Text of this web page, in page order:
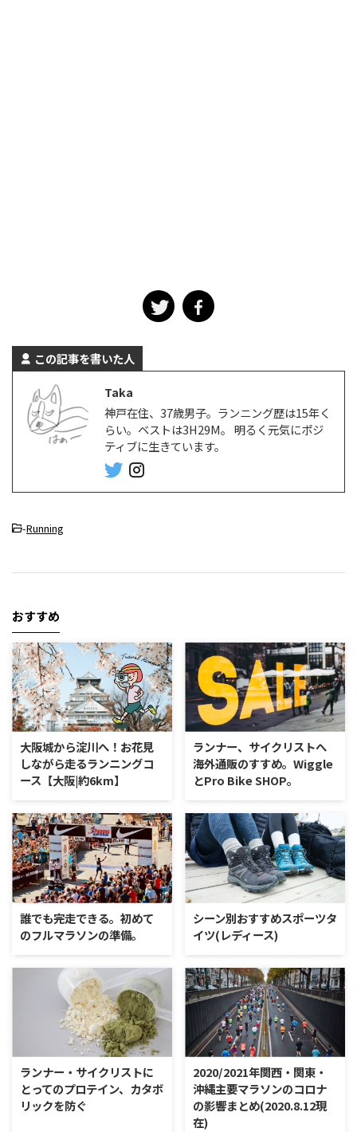
この記事を書いた人
Taka
神戸在住、37歳男子。ランニング歴は15年く
らい。ベストは3H29M。 明るく元気にポジ
ティブに生きています。
-Running
おすすめ
大阪城から淀川へ！お花見
しながら走るランニングコ
ース【大阪|約6km】
ランナー、サイクリストへ
海外通販のすすめ。Wiggle
とPro Bike SHOP。
誰でも完走できる。初めて
のフルマラソンの準備。
シーン別おすすめスポーツタ
イツ(レディース)
ランナー・サイクリストに
とってのプロテイン、カタボ
リックを防ぐ
2020/2021年関西・関東・
沖縄主要マラソンのコロナ
の影響まとめ(2020.8.12現
在)